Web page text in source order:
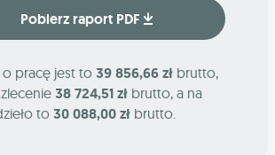
Pobierz raport PDF
pracę jest to39 856,66 zł brutto,
38 724,51 zł brutto, a na
to 30 088,00 zł brutto.